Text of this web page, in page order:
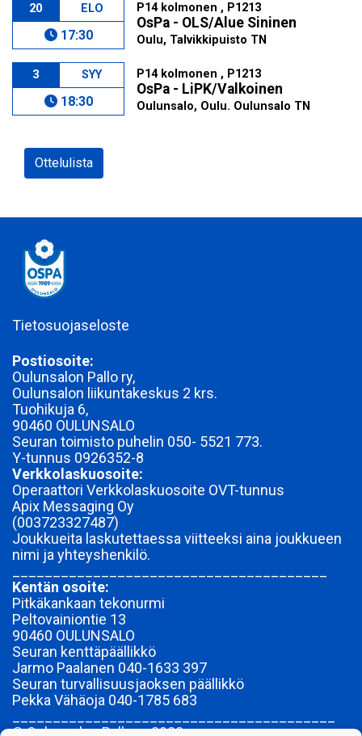
20 ELO
17:30
P14 kolmonen , P1213
OsPa - OLS/Alue Sininen
Oulu, Talvikkipuisto TN
3 SYY
18:30
P14 kolmonen , P1213
OsPa - LiPK/Valkoinen
Oulunsalo, Oulu. Oulunsalo TN
Ottelulista
Tietosuojaseloste
Postiosoite:
Oulunsalon Pallo ry,
Oulunsalon liikuntakeskus 2 krs.
Tuohikuja 6,
90460 OULUNSALO
Seuran toimisto puhelin 050- 5521 773.
Y-tunnus 0926352-8
Verkkolaskuosoite:
Operaattori Verkkolaskuosoite OVT-tunnus
Apix Messaging Oy
(003723327487)
Joukkueita laskutettaessa viitteeksi aina joukkueen
nimi ja yhteyshenkilö.
Kentän osoite:
Pitkäkankaan tekonurmi
Peltovainiontie 13
90460 OULUNSALO
Seuran kenttäpäällikkö
Jarmo Paalanen 040-1633 397
Seuran turvallisuusjaoksen päällikkö
Pekka Vähäoja 040-1785 683
© Oulunsalon Pallo ry 2023-